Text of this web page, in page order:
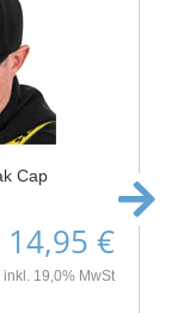
Cap
14,95 €
inkl. 19,0% MwSt